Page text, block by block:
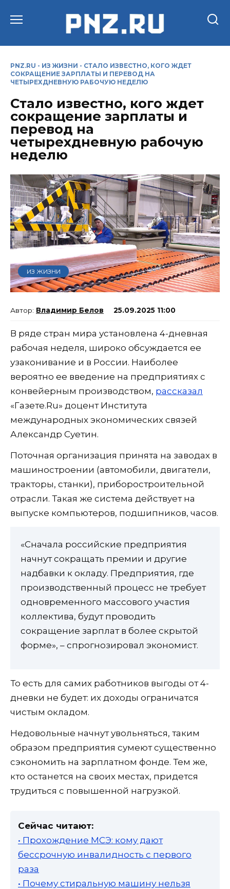
PNZ.RU - ИЗ ЖИЗНИ - СТАЛО ИЗВЕСТНО, КОГО ЖДЕТ
СОКРАЩЕНИЕ ЗАРПЛАТЫ И ПЕРЕВОД НА
ЧЕТЫРЕХДНЕВНУЮ РАБОЧУЮ НЕДЕЛЮ
Стало известно, кого ждет
сокращение зарплаты и
перевод на
четырехдневную рабочую
неделю
ИЗ ЖИЗНИ
Владимир Белов 25.09.2025 11:00
В ряде стран мира установлена 4-дневная
рабочая неделя, широко обсуждается ее
узаконивание и в России. Наиболее
вероятно ее введение на предприятиях с
конвейерным производством, рассказал
«Газете.Ru» доцент Института
международных экономических связей
Александр Суетин.
Поточная организация принята на заводах в
машиностроении (автомобили, двигатели,
тракторы, станки), приборостроительной
отрасли. Такая же система действует на
выпуске компьютеров, подшипников, часов.
«Сначала российские предприятия
начнут сокращать премии и другие
надбавки к окладу. Предприятия, где
производственный процесс не требует
одновременного массового участия
коллектива, будут проводить
сокращение зарплат в более скрытой
форме», – спрогнозировал экономист.
То есть для самих работников выгоды от 4-
дневки не будет: их доходы ограничатся
чистым окладом.
Недовольные начнут увольняться, таким
образом предприятия сумеют существенно
сэкономить на зарплатном фонде. Тем же,
кто останется на своих местах, придется
трудиться с повышенной нагрузкой.
Сейчас читают:
• Прохождение МСЭ: кому дают
бессрочную инвалидность с первого
раза
• Почему стиральную машину нельзя